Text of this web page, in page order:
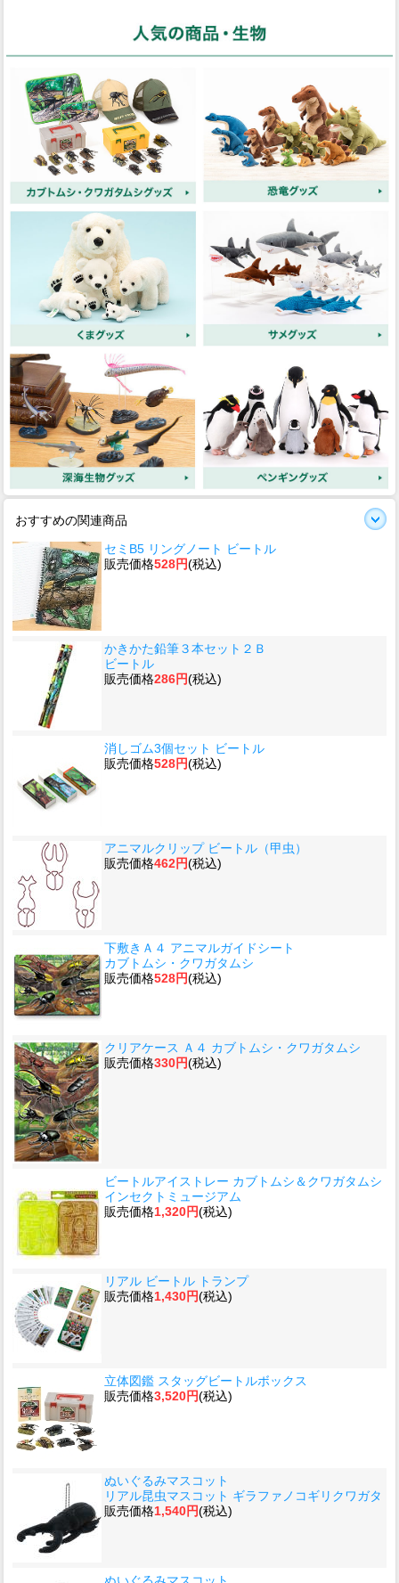
おすすめの関連商品
セミB5 リングノート ビートル
販売価格528円(税込)
かきかた鉛筆３本セット２Ｂ
ビートル
販売価格286円(税込)
消しゴム3個セット ビートル
販売価格528円(税込)
アニマルクリップ ビートル（甲虫）
販売価格462円(税込)
下敷きＡ４ アニマルガイドシート
カブトムシ・クワガタムシ
販売価格528円(税込)
クリアケース Ａ４ カブトムシ・クワガタムシ
販売価格330円(税込)
ビートルアイストレー カブトムシ＆クワガタムシ
インセクトミュージアム
販売価格1,320円(税込)
リアル ビートル トランプ
販売価格1,430円(税込)
立体図鑑 スタッグビートルボックス
販売価格3,520円(税込)
ぬいぐるみマスコット
リアル昆虫マスコット ギラファノコギリクワガタ
販売価格1,540円(税込)